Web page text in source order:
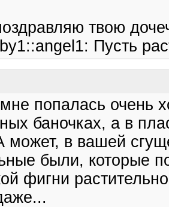
твою
Пусть
попалась очень
баночках, а в
может, в вашей
были, которые
фигни